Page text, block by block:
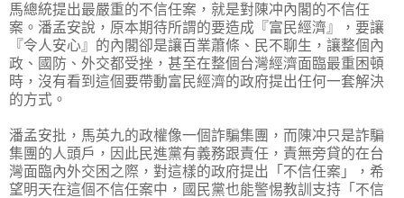
馬總統提出最嚴重的不信任案，就是對陳冲內閣的不信任
案。潘孟安說，原本期待所謂的要造成『富民經濟』，要讓
『令人安心』的內閣卻是讓百業蕭條、民不聊生，讓整個內
政、國防、外交都受挫，甚至在整個台灣經濟面臨最重困頓
時，沒有看到這個要帶動富民經濟的政府提出任何一套解決
的方式。
潘孟安批，馬英九的政權像一個詐騙集團，而陳冲只是詐騙
集團的人頭戶，因此民進黨有義務跟責任，責無旁貸的在台
灣面臨內外交困之際，對這樣的政府提出「不信任案」，希
望明天在這個不信任案中，國民黨也能警惕教訓支持「不信